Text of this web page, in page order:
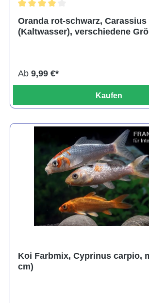
Oranda rot-schwarz,
(Kaltwasser), verschiedene
Ab 9,99 €*
Kaufen
Koi Farbmix, Cyprinus carpio,
cm)